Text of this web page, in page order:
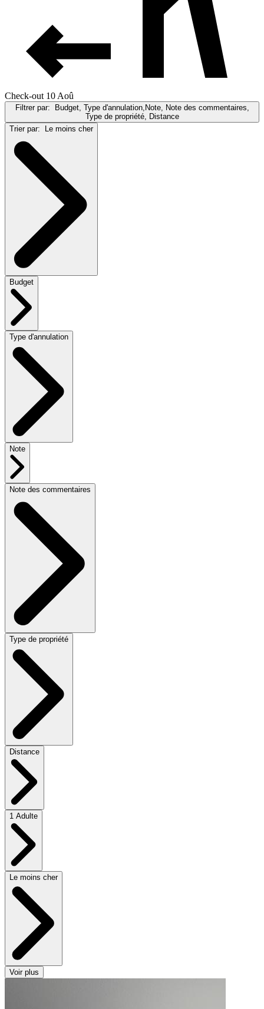
Check-out 10 Aoû
Filtrer par: Budget, Type d'annulation,Note, Note des commentaires,
Type de propriété, Distance
Trier par: Le moins cher
Budget
Type d'annulation
Note
Note des commentaires
Type de propriété
Distance
1 Adulte
Le moins cher
Voir plus